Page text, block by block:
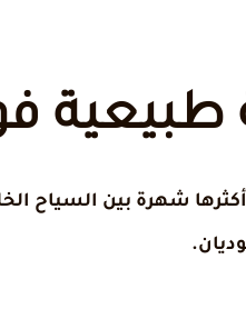
طبيعية
شهرة بين السياح